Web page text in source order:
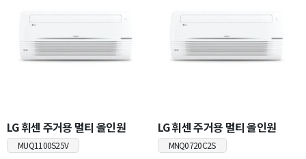
LG 휘센 주거용 멀티 올인원
MUQ1100S25V
LG 휘센 주거용 멀티 올인원
MNQ0720C2S